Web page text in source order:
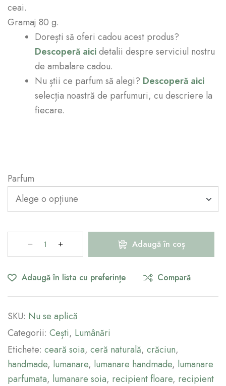
ceai.
Gramaj 80 g.
Dorești să oferi cadou acest produs?
Descoperă aicidetalii despre serviciul nostru
de ambalare cadou.
Nu știi ce parfum să alegi? Descoperă aici
selecția noastră de parfumuri, cu descriere la
fiecare.
Parfum
Adaugă în coș
Adaugă în lista cu preferințe Compară
SKU: Nu se aplică
Categorii: Cești, Lumânări
Etichete: ceară soia, ceră naturală, crăciun,
handmade, lumanare, lumanare handmade, lumanare
parfumata, lumanare soia, recipient floare, recipient